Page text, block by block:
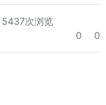
5437次浏览
0 0